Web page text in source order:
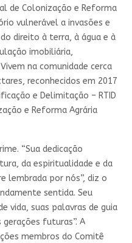
de Colonização e Reforma
vulnerável a invasões e
direito à terra, à água e à
imobiliária,
na comunidade cerca
reconhecidos em 2017
e Delimitação – RTID
e Reforma Agrária
“Sua dedicação
da espiritualidade e da
lembrada por nós”, diz o
sentida. Seu
vida, suas palavras de guia
futuras”. A
membros do Comitê